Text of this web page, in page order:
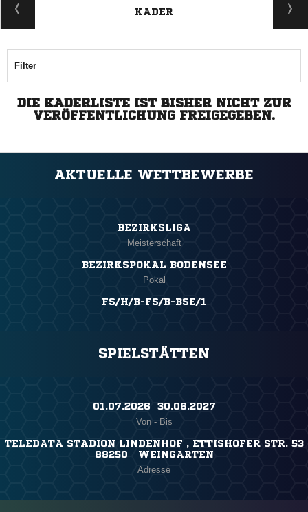
KADER
Filter
DIE KADERLISTE IST BISHER NICHT ZUR
VERÖFFENTLICHUNG FREIGEGEBEN.
AKTUELLE WETTBEWERBE
BEZIRKSLIGA
Meisterschaft
BEZIRKSPOKAL BODENSEE
Pokal
FS/H/B-FS/B-BSE/1
SPIELSTÄTTEN
01.07.2026 ​ 30.06.2027
Von - Bis
TELEDATA STADION LINDENHOF , ETTISHOFER STR. 53
88250 WEINGARTEN
Adresse